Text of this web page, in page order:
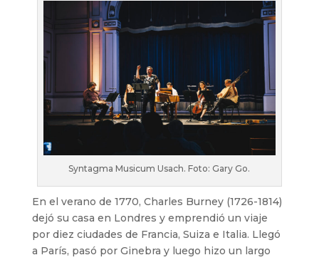
Syntagma Musicum Usach. Foto: Gary Go.
En el verano de 1770, Charles Burney (1726-1814)
dejó su casa en Londres y emprendió un viaje
por diez ciudades de Francia, Suiza e Italia. Llegó
a París, pasó por Ginebra y luego hizo un largo